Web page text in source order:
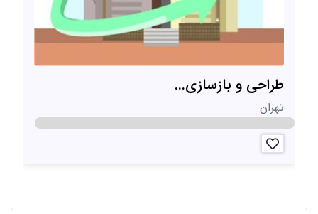
طراحی و بازسازی...
تهران